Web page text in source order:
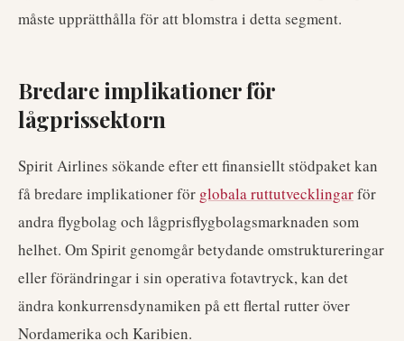
måste upprätthålla för att blomstra i detta segment.
Bredare implikationer för
lågprissektorn
Spirit Airlines sökande efter ett finansiellt stödpaket kan
få bredare implikationer för globala ruttutvecklingarför
andra flygbolag och lågprisflygbolagsmarknaden som
helhet. Om Spirit genomgår betydande omstruktureringar
eller förändringar i sin operativa fotavtryck, kan det
ändra konkurrensdynamiken på ett flertal rutter över
Nordamerika och Karibien.